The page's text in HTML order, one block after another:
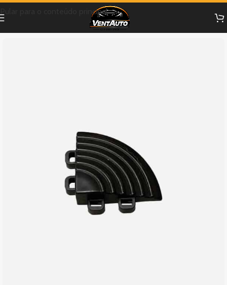
Pular para o conteúdo principal